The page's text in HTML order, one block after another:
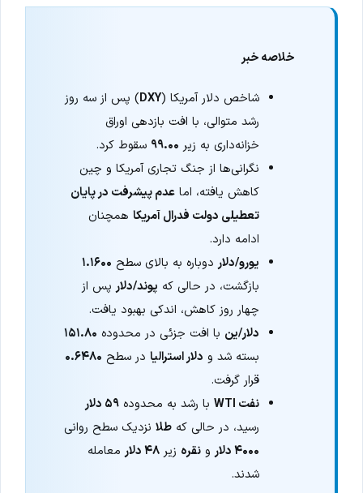
خلاصه خبر
شاخص دلار آمریکا (DXY) پس از سه روز
رشد متوالی، با افت بازدهی اوراق
خزانه‌داری به زیر ۹۹.۰۰ سقوط کرد.
نگرانی‌ها از جنگ تجاری آمریکا و چین
کاهش یافته، اماعدم پیشرفت در پایان
تعطیلی دولت فدرال آمریکا همچنان
ادامه دارد.
یورو/دلاردوباره به بالای سطح ۱.۱۶۰۰
بازگشت، در حالی که پوند/دلارپس از
چهار روز کاهش، اندکی بهبود یافت.
دلار/ین با افت جزئی در محدوده ۱۵۱.۸۰
بسته شد و دلار استرالیا در سطح ۰.۶۴۸۰
قرار گرفت.
نفت WTI
با رشد به محدوده۵۹ دلار
رسید، در حالی کهطلا نزدیک سطح روانی
۴۰۰۰ دلار
ونقره زیر۴۸ دلار
معامله
شدند.